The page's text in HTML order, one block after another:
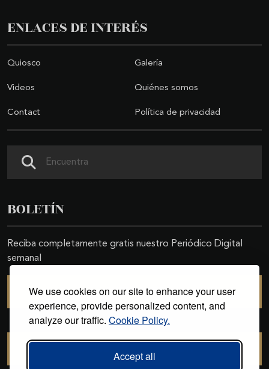
We use cookies on our site to enhance your user
experience, provide personalized content, and
analyze our traffic. Cookie Policy.
Accept all
ENLACES DE INTERÉS
Quiosco Galería
Videos Quiénes somos
Contact Política de privacidad
BOLETÍN
Reciba completamente gratis nuestro Periódico Digital
semanal
SUSCRIBIRSE